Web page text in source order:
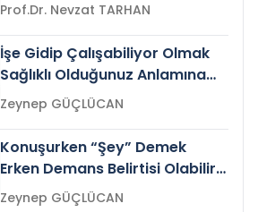
Prof.Dr. Nevzat TARHAN
İşe Gidip Çalışabiliyor Olmak
Sağlıklı Olduğunuz Anlamına
Gelir mi?Zeynep GÜÇLÜCAN
Konuşurken “Şey” Demek
Erken Demans Belirtisi Olabilir
mi?
Zeynep GÜÇLÜCAN